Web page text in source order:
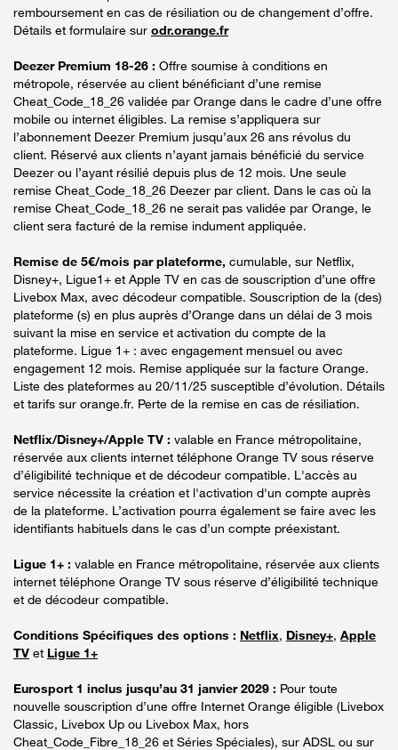
remboursement en cas de résiliation ou de changement d’offre.
Détails et formulaire sur odr.orange.fr
Deezer Premium 18-26 : Offre soumise à conditions en
métropole, réservée au client bénéficiant d’une remise
Cheat_Code_18_26 validée par Orange dans le cadre d’une offre
mobile ou internet éligibles. La remise s’appliquera sur
l’abonnement Deezer Premium jusqu’aux 26 ans révolus du
client. Réservé aux clients n’ayant jamais bénéficié du service
Deezer ou l’ayant résilié depuis plus de 12 mois. Une seule
remise Cheat_Code_18_26 Deezer par client. Dans le cas où la
remise Cheat_Code_18_26 ne serait pas validée par Orange, le
client sera facturé de la remise indument appliquée.
Remise de 5€/mois par plateforme, cumulable, sur Netflix,
Disney+, Ligue1+ et Apple TV en cas de souscription d’une offre
Livebox Max, avec décodeur compatible. Souscription de la (des)
plateforme (s) en plus auprès d’Orange dans un délai de 3 mois
suivant la mise en service et activation du compte de la
plateforme. Ligue 1+ : avec engagement mensuel ou avec
engagement 12 mois. Remise appliquée sur la facture Orange.
Liste des plateformes au 20/11/25 susceptible d’évolution. Détails
et tarifs sur orange.fr. Perte de la remise en cas de résiliation.
Netflix/Disney+/Apple TV : valable en France métropolitaine,
réservée aux clients internet téléphone Orange TV sous réserve
d’éligibilité technique et de décodeur compatible. L'accès au
service nécessite la création et l'activation d'un compte auprès
de la plateforme. L’activation pourra également se faire avec les
identifiants habituels dans le cas d’un compte préexistant.
Ligue 1+ : valable en France métropolitaine, réservée aux clients
internet téléphone Orange TV sous réserve d’éligibilité technique
et de décodeur compatible.
Conditions Spécifiques des options : Netflix, Disney+, Apple
TV et Ligue 1+
Eurosport 1 inclus jusqu’au 31 janvier 2029 : Pour toute
nouvelle souscription d’une offre Internet Orange éligible (Livebox
Classic, Livebox Up ou Livebox Max, hors
Cheat_Code_Fibre_18_26 et Séries Spéciales), sur ADSL ou sur